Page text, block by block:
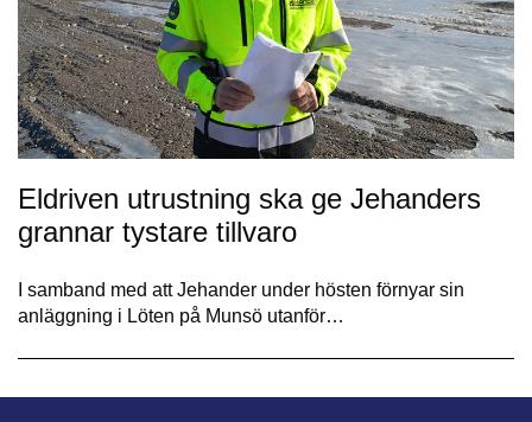
Eldriven utrustning ska ge Jehanders
grannar tystare tillvaro
I samband med att Jehander under hösten förnyar sin
anläggning i Löten på Munsö utanför…